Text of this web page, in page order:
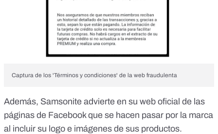
Captura de los 'Términos y condiciones' de la web fraudulenta
Además, Samsonite advierte en su web oficial de las
páginas de Facebook que se hacen pasar por la marca
al incluir su logo e imágenes de sus productos.